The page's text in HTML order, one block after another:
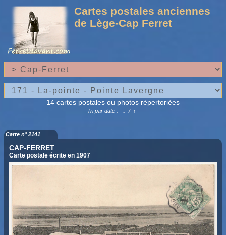
Cartes postales anciennes
de Lège-Cap Ferret
14 cartes postales ou photos répertorièes
Tri par date : ↓ /↑
Carte n° 2141
CAP-FERRET
Carte postale écrite en 1907